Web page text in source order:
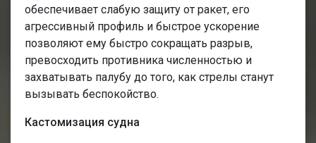
обеспечивает слабую защиту от ракет, его
агрессивный профиль и быстрое ускорение
позволяют ему быстро сокращать разрыв,
превосходить противника численностью и
захватывать палубу до того, как стрелы станут
вызывать беспокойство.
Кастомизация судна